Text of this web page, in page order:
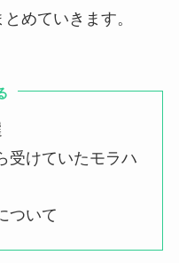
めていきます。
受けていたモラハ
ついて